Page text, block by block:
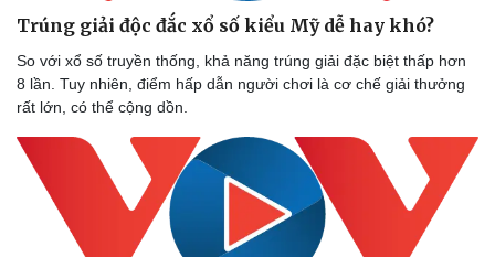
Trúng giải độc đắc xổ số kiểu Mỹ dễ hay khó?
So với xổ số truyền thống, khả năng trúng giải đặc biệt thấp hơn
8 lần. Tuy nhiên, điểm hấp dẫn người chơi là cơ chế giải thưởng
rất lớn, có thể cộng dồn.